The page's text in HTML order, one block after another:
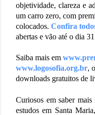
objetividade, clareza e
um carro zero, com
colocados.Confira
abertas e vão até o dia
Saiba mais em
www.logosofia.org.br,
downloads gratuitos de
Curiosos em saber
estudos em Santa